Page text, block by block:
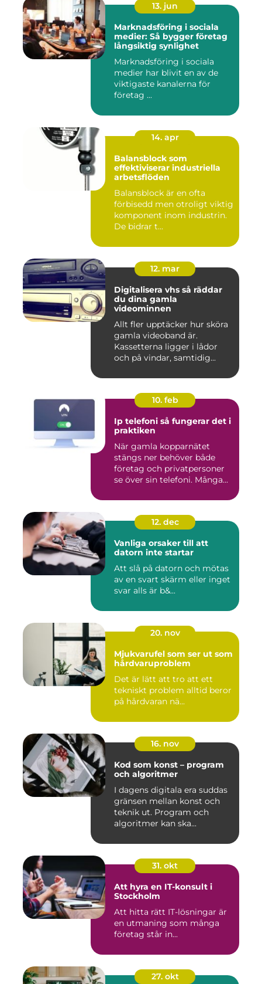
13. jun
Marknadsföring i sociala
medier: Så bygger företag
långsiktig synlighet
Marknadsföring i sociala
medier har blivit en av de
viktigaste kanalerna för
företag ...
14. apr
Balansblock som
effektiviserar industriella
arbetsflöden
Balansblock är en ofta
förbisedd men otroligt viktig
komponent inom industrin.
De bidrar t...
12. mar
Digitalisera vhs så räddar
du dina gamla
videominnen
Allt fler upptäcker hur sköra
gamla videoband är.
Kassetterna ligger i lådor
och på vindar, samtidig...
10. feb
Ip telefoni så fungerar det i
praktiken
När gamla kopparnätet
stängs ner behöver både
företag och privatpersoner
se över sin telefoni. Många...
12. dec
Vanliga orsaker till att
datorn inte startar
Att slå på datorn och mötas
av en svart skärm eller inget
svar alls är b&...
20. nov
Mjukvarufel som ser ut som
hårdvaruproblem
Det är lätt att tro att ett
tekniskt problem alltid beror
på hårdvaran nä...
16. nov
Kod som konst – program
och algoritmer
I dagens digitala era suddas
gränsen mellan konst och
teknik ut. Program och
algoritmer kan ska...
31. okt
Att hyra en IT-konsult i
Stockholm
Att hitta rätt IT-lösningar är
en utmaning som många
företag står in...
27. okt